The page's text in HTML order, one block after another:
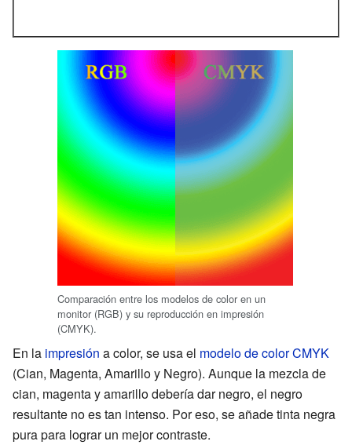
Comparación entre los modelos de color en un
monitor (RGB) y su reproducción en impresión
(CMYK).
En la impresión a color, se usa el modelo de color CMYK
(Cian, Magenta, Amarillo y Negro). Aunque la mezcla de
cian, magenta y amarillo debería dar negro, el negro
resultante no es tan intenso. Por eso, se añade tinta negra
pura para lograr un mejor contraste.